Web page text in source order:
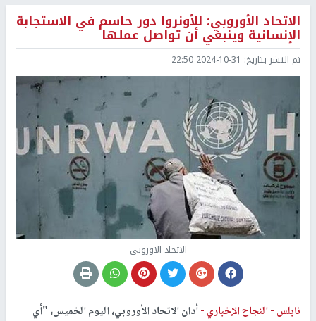
الاتحاد الأوروبي: للأونروا دور حاسم في الاستجابة
الإنسانية وينبغي أن تواصل عملها
تم النشر بتاريخ: 2024-10-31 22:50
الاتحاد الاوروبي
نابلس -النجاح الإخباري -أدان الاتحاد الأوروبي، اليوم الخميس، "أي